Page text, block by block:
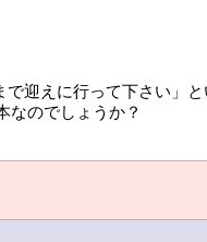
迎えに行って下さい」
なのでしょうか？